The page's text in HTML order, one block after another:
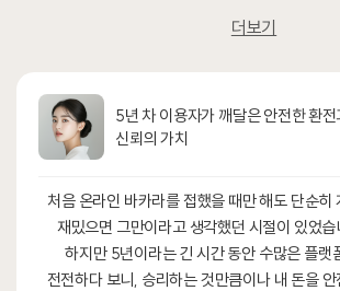
더보기
5년 차 이용자가 깨달은 안전한 환
신뢰의 가치
처음 온라인 바카라를 접했을 때만 해도 단순히
재밌으면 그만이라고 생각했던 시절이 있었습
하지만 5년이라는 긴 시간 동안 수많은 플랫
전전하다 보니, 승리하는 것만큼이나 내 돈을 안